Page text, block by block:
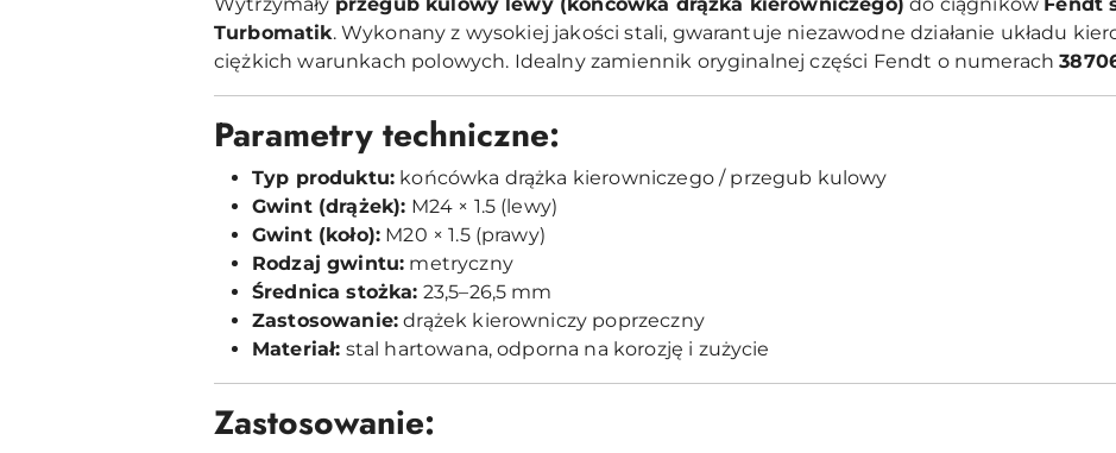
Turbomatik. Wykonany z wysokiej jakości stali, gwarantuje niezawodne działanie układu
ciężkich warunkach polowych. Idealny zamiennik oryginalnej części Fendt o numerach
Parametry techniczne:
Typ produktu: końcówka drążka kierowniczego / przegub kulowy
Gwint (drążek): M24 × 1.5 (lewy)
Gwint (koło): M20 × 1.5 (prawy)
Rodzaj gwintu: metryczny
Średnica stożka: 23,5–26,5 mm
Zastosowanie: drążek kierowniczy poprzeczny
Materiał: stal hartowana, odporna na korozję i zużycie
Zastosowanie: